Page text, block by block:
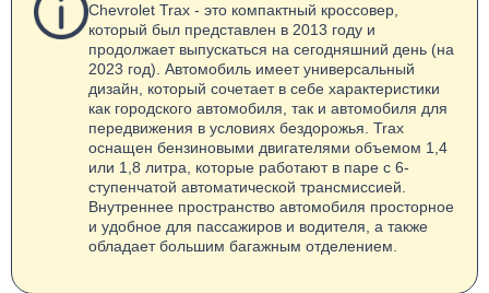
Chevrolet Trax - это компактный кроссовер,
который был представлен в 2013 году и
продолжает выпускаться на сегодняшний день (на
2023 год). Автомобиль имеет универсальный
дизайн, который сочетает в себе характеристики
как городского автомобиля, так и автомобиля для
передвижения в условиях бездорожья. Trax
оснащен бензиновыми двигателями объемом 1,4
или 1,8 литра, которые работают в паре с 6-
ступенчатой автоматической трансмиссией.
Внутреннее пространство автомобиля просторное
и удобное для пассажиров и водителя, а также
обладает большим багажным отделением.